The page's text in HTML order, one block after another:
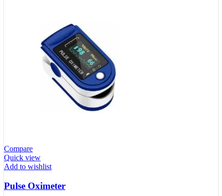
Compare
Quick view
Add to wishlist
Pulse Oximeter